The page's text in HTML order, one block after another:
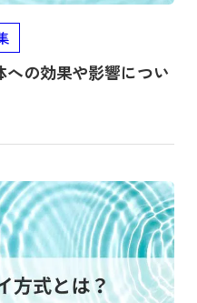
の効果や影響につい